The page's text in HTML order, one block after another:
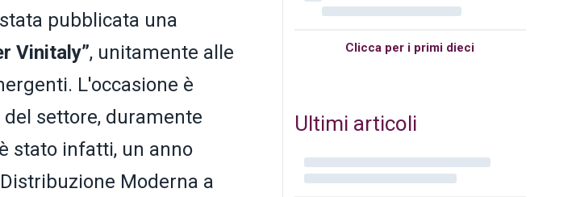
pubblicata una
Vinitaly”, unitamente alle
L'occasione è
settore, duramente
è stato infatti, un anno
Moderna a
Clicca per i primi dieci
Ultimi articoli